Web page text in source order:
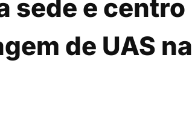
sede e centro
de UAS na